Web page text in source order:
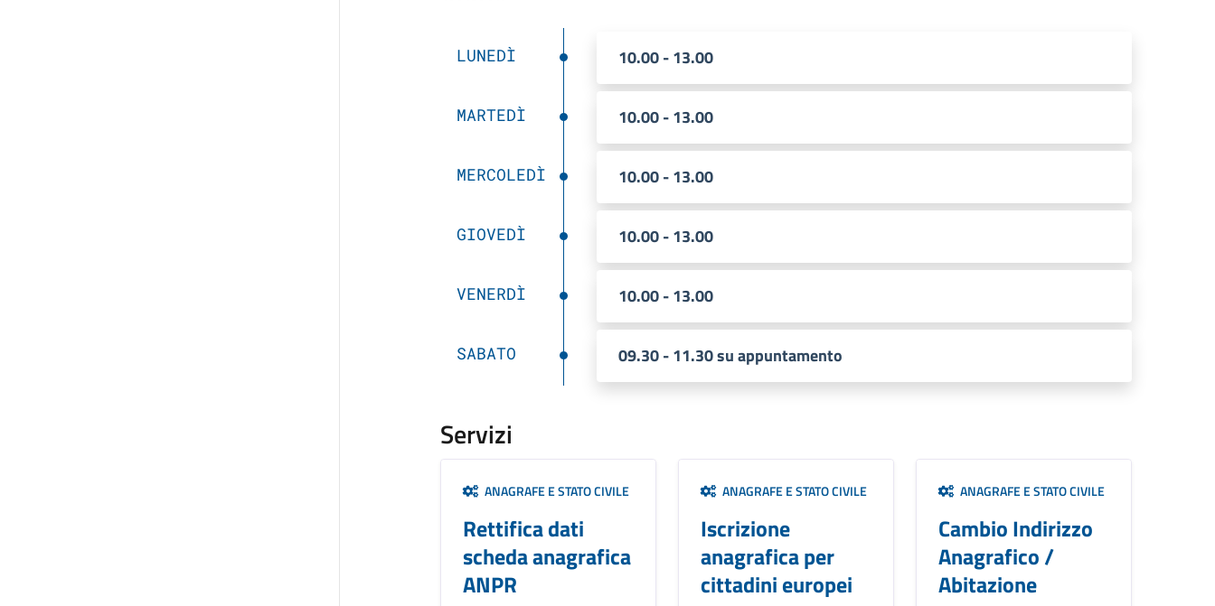
LUNEDÌ 10.00 - 13.00
MARTEDÌ 10.00 - 13.00
MERCOLEDÌ 10.00 - 13.00
GIOVEDÌ 10.00 - 13.00
VENERDÌ 10.00 - 13.00
SABATO 09.30 - 11.30 su appuntamento
Servizi
ANAGRAFE E STATO CIVILE
Rettifica dati
scheda anagrafica
ANPR
ANAGRAFE E STATO CIVILE
Iscrizione
anagrafica per
cittadini europei
ANAGRAFE E STATO CIVILE
Cambio Indirizzo
Anagrafico /
Abitazione